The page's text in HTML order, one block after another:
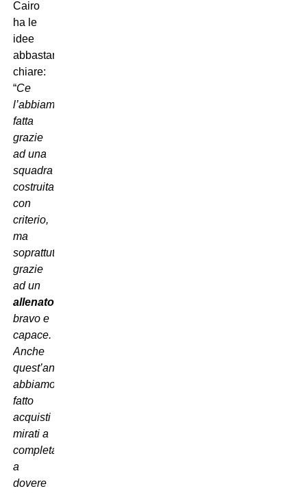
Cairo
ha le
idee
abbastanza
chiare:
“Ce
l’abbiamo
fatta
grazie
ad una
squadra
costruita
con
criterio,
ma
soprattutto
grazie
ad un
allenatore
bravo e
capace.
Anche
quest’anno
abbiamo
fatto
acquisti
mirati a
completare
a
dovere